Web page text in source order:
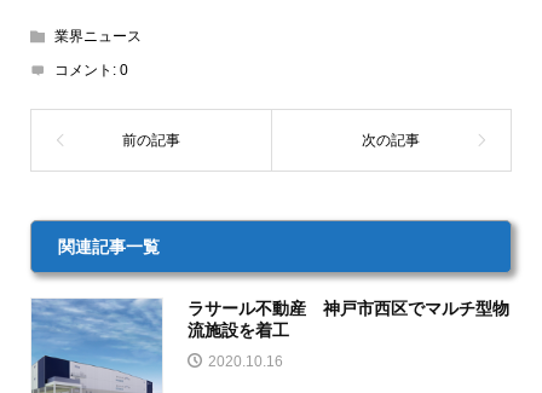
業界ニュース
コメント: 0
関連記事一覧
ラサール不動産 神戸市西区でマルチ型物
流施設を着工
2020.10.16